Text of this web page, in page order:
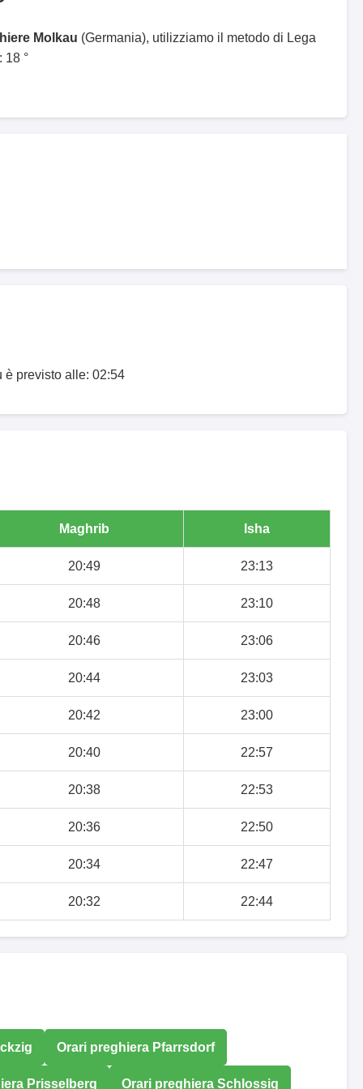
Molkau (Germania), utilizziamo il metodo di Lega
18 °
è previsto alle: 02:54
Maghrib Isha
20:49 23:13
20:48 23:10
20:46 23:06
20:44 23:03
20:42 23:00
20:40 22:57
20:38 22:53
20:36 22:50
20:34 22:47
20:32 22:44
Orari preghiera Pfarrsdorf
Prisselberg Orari preghiera Schlossig